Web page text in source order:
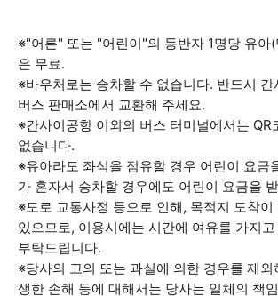
※"어른" 또는 "어린이"의 동반자 1명당 유아
은 무료.
※바우처로는 승차할 수 없습니다. 반드시 간
버스 판매소에서 교환해 주세요.
※간사이공항 이외의 버스 터미널에서는 QR
없습니다.
※유아라도 좌석을 점유할 경우 어린이 요금
가 혼자서 승차할 경우에도 어린이 요금을
※도로 교통사정 등으로 인해, 목적지 도착
있으므로, 이용시에는 시간에 여유를 가지
부탁드립니다.
※당사의 고의 또는 과실에 의한 경우를 제
생한 손해 등에 대해서는 당사는 일체의 책